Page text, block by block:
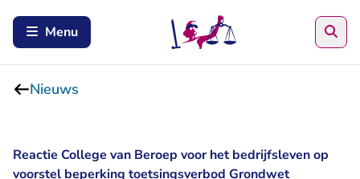
Menu
Nieuws
Reactie College van Beroep voor het bedrijfsleven op
voorstel beperking toetsingsverbod Grondwet